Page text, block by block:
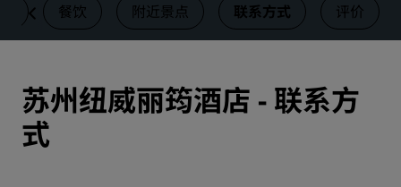
餐饮 附近景点 联系方式 评价
苏州纽威丽筠酒店 - 联系方
式